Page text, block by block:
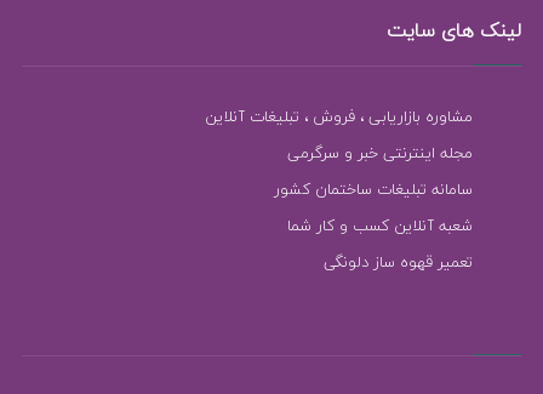
لینک های سایت
مشاوره بازاریابی ، فروش ، تبلیغات آنلاین
مجله اینترنتی خبر و سرگرمی
سامانه تبلیغات ساختمان کشور
شعبه آنلاین کسب و کار شما
تعمیر قهوه ساز دلونگی